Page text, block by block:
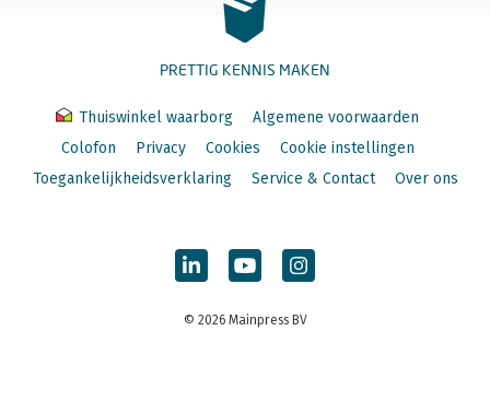
PRETTIG KENNIS MAKEN
Thuiswinkel waarborg
Algemene voorwaarden
Colofon
Privacy Cookies
Cookie instellingen
Toegankelijkheidsverklaring
Service & Contact Over ons
© 2026 Mainpress BV